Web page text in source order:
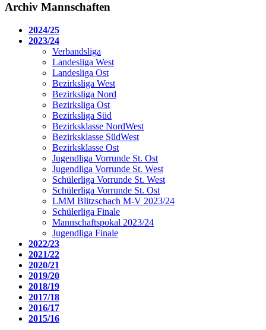
Archiv Mannschaften
2024/25
2023/24
Verbandsliga
Landesliga West
Landesliga Ost
Bezirksliga West
Bezirksliga Nord
Bezirksliga Ost
Bezirksliga Süd
Bezirksklasse NordWest
Bezirksklasse SüdWest
Bezirksklasse Ost
Jugendliga Vorrunde St. Ost
Jugendliga Vorrunde St. West
Schülerliga Vorrunde St. West
Schülerliga Vorrunde St. Ost
LMM Blitzschach M-V 2023/24
Schülerliga Finale
Mannschaftspokal 2023/24
Jugendliga Finale
2022/23
2021/22
2020/21
2019/20
2018/19
2017/18
2016/17
2015/16